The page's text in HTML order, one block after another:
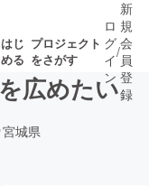
はじ
める
プロジェクト
をさがす
ロ
グ
イ
ン
/
新
規
会
員
登
録
広めたい
宮城県